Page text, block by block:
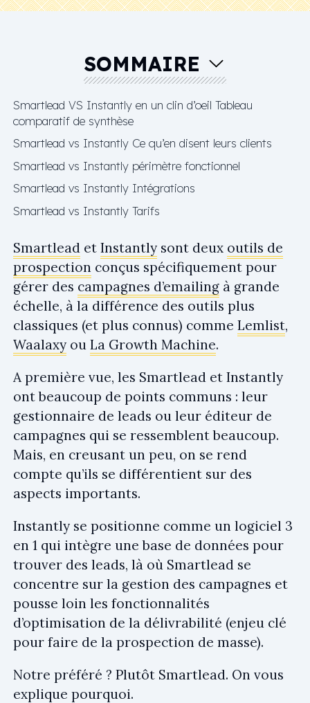
SOMMAIRE
Smartlead VS Instantly en un clin d’oeil Tableau
comparatif de synthèse
Smartlead vs Instantly Ce qu’en disent leurs clients
Smartlead vs Instantly périmètre fonctionnel
Smartlead vs Instantly Intégrations
Smartlead vs Instantly Tarifs
Smartlead et Instantly sont deux outils de
prospection conçus spécifiquement pour
gérer des campagnes d’emailing à grande
échelle, à la différence des outils plus
classiques (et plus connus) comme Lemlist,
Waalaxy ou La Growth Machine.
A première vue, les Smartlead et Instantly
ont beaucoup de points communs : leur
gestionnaire de leads ou leur éditeur de
campagnes qui se ressemblent beaucoup.
Mais, en creusant un peu, on se rend
compte qu’ils se différentient sur des
aspects importants.
Instantly se positionne comme un logiciel 3
en 1 qui intègre une base de données pour
trouver des leads, là où Smartlead se
concentre sur la gestion des campagnes et
pousse loin les fonctionnalités
d’optimisation de la délivrabilité (enjeu clé
pour faire de la prospection de masse).
Notre préféré ? Plutôt Smartlead. On vous
explique pourquoi.